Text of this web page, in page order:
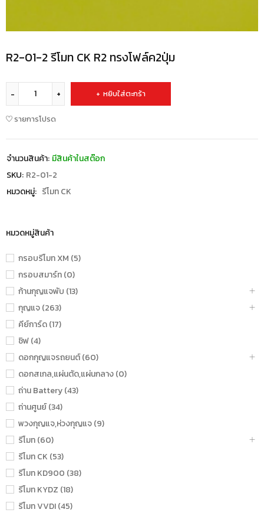
หมวดหมู่สินค้า
กรอบรีโมท XM (5)
กรอบสมาร์ท (0)
ก้านกุญแจพับ (13)
กุญแจ (263)
คีย์การ์ด (17)
ชิฟ (4)
ดอกกุญแจรถยนต์ (60)
ดอกสเกล,แผ่นตัด,แผ่นกลาง (0)
ถ่าน Battery (43)
ถ่านศูนย์ (34)
พวงกุญแจ,ห่วงกุญแจ (9)
รีโมท (60)
รีโมท CK (53)
รีโมท KD900 (38)
รีโมท KYDZ (18)
รีโมท VVDI (45)
R2-01-2 รีโมท CK R2 ทรงโฟล์ค2ปุ่ม
หยิบใส่ตะกร้า
รายการโปรด
จำนวนสินค้า: มีสินค้าในสต๊อก
SKU: R2-01-2
หมวดหมู่: รีโมท CK